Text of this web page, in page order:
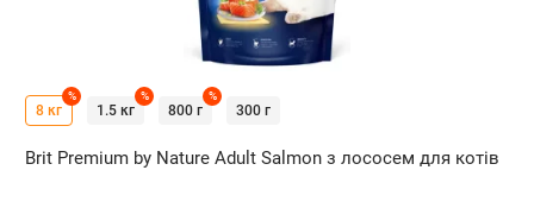
8 кг
%
1.5 кг
%
800 г
%
300 г
Brit Premium by Nature Adult Salmon з лососем для котів